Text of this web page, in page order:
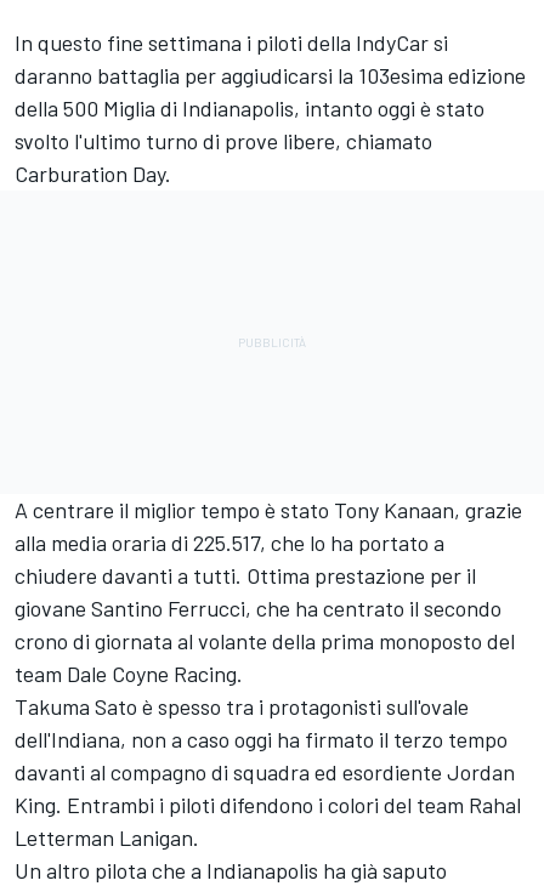
In questo fine settimana i piloti della IndyCar si
daranno battaglia per aggiudicarsi la 103esima edizione
della 500 Miglia di Indianapolis, intanto oggi è stato
svolto l'ultimo turno di prove libere, chiamato
Carburation Day.
A centrare il miglior tempo è stato Tony Kanaan, grazie
alla media oraria di 225.517, che lo ha portato a
chiudere davanti a tutti. Ottima prestazione per il
giovane Santino Ferrucci, che ha centrato il secondo
crono di giornata al volante della prima monoposto del
team Dale Coyne Racing.
Takuma Sato è spesso tra i protagonisti sull'ovale
dell'Indiana, non a caso oggi ha firmato il terzo tempo
davanti al compagno di squadra ed esordiente Jordan
King. Entrambi i piloti difendono i colori del team Rahal
Letterman Lanigan.
Un altro pilota che a Indianapolis ha già saputo